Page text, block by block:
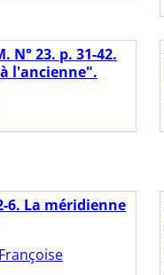
N° 23. p. 31-42.
l'ancienne".
6. La méridienne